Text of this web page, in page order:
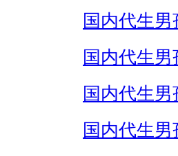
国内代生男
国内代生男
国内代生
国内代生男